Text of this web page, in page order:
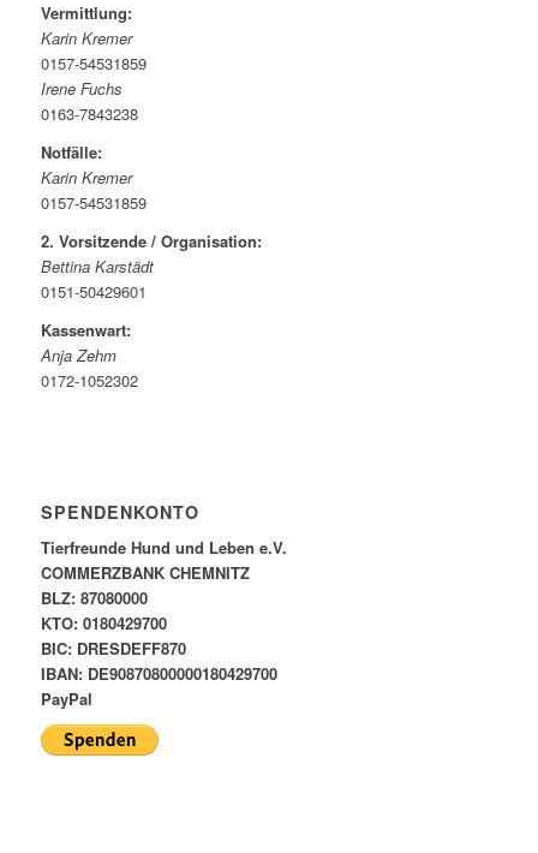
Vermittlung:
Karin Kremer
0157-54531859
Irene Fuchs
0163-7843238
Notfälle:
Karin Kremer
0157-54531859
2. Vorsitzende / Organisation:
Bettina Karstädt
0151-50429601
Kassenwart:
Anja Zehm
0172-1052302
SPENDENKONTO
Tierfreunde Hund und Leben e.V.
COMMERZBANK CHEMNITZ
BLZ: 87080000
KTO: 0180429700
BIC: DRESDEFF870
IBAN: DE90870800000180429700
PayPal